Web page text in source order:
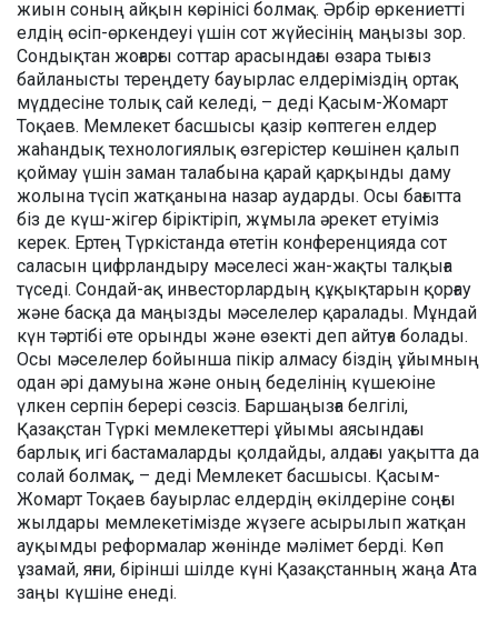
жиын соның айқын көрінісі болмақ. Әрбір өркениетті
елдің өсіп-өркендеуі үшін сот жүйесінің маңызы зор.
Сондықтан жоғарғы соттар арасындағы өзара тығыз
байланысты тереңдету бауырлас елдеріміздің ортақ
мүддесіне толық сай келеді, – деді Қасым-Жомарт
Тоқаев. Мемлекет басшысы қазір көптеген елдер
жаһандық технологиялық өзгерістер көшінен қалып
қоймау үшін заман талабына қарай қарқынды даму
жолына түсіп жатқанына назар аударды. Осы бағытта
біз де күш-жігер біріктіріп, жұмыла әрекет етуіміз
керек. Ертең Түркістанда өтетін конференцияда сот
саласын цифрландыру мәселесі жан-жақты талқыға
түседі. Сондай-ақ инвесторлардың құқықтарын қорғау
және басқа да маңызды мәселелер қаралады. Мұндай
күн тәртібі өте орынды және өзекті деп айтуға болады.
Осы мәселелер бойынша пікір алмасу біздің ұйымның
одан әрі дамуына және оның беделінің күшеюіне
үлкен серпін берері сөзсіз. Баршаңызға белгілі,
Қазақстан Түркі мемлекеттері ұйымы аясындағы
барлық игі бастамаларды қолдайды, алдағы уақытта да
солай болмақ, – деді Мемлекет басшысы. Қасым-
Жомарт Тоқаев бауырлас елдердің өкілдеріне соңғы
жылдары мемлекетімізде жүзеге асырылып жатқан
ауқымды реформалар жөнінде мәлімет берді. Көп
ұзамай, яғни, бірінші шілде күні Қазақстанның жаңа Ата
заңы күшіне енеді.